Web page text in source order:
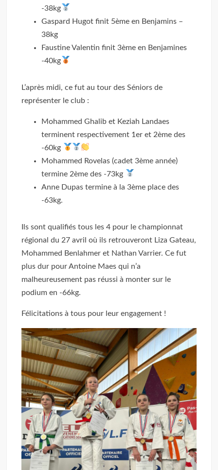
-38kg
Gaspard Hugot finit 5ème en Benjamins –
38kg
Faustine Valentin finit 3ème en Benjamines
-40kg
L’après midi, ce fut au tour des Séniors de
représenter le club :
Mohammed Ghalib et Keziah Landaes
terminent respectivement 1er et 2ème des
-60kg
Mohammed Rovelas (cadet 3ème année)
termine 2ème des -73kg
Anne Dupas termine à la 3ème place des
-63kg.
Ils sont qualifiés tous les 4 pour le championnat
régional du 27 avril où ils retrouveront Liza Gateau,
Mohammed Benlahmer et Nathan Varrier. Ce fut
plus dur pour Antoine Maes qui n’a
malheureusement pas réussi à monter sur le
podium en -66kg.
Félicitations à tous pour leur engagement !